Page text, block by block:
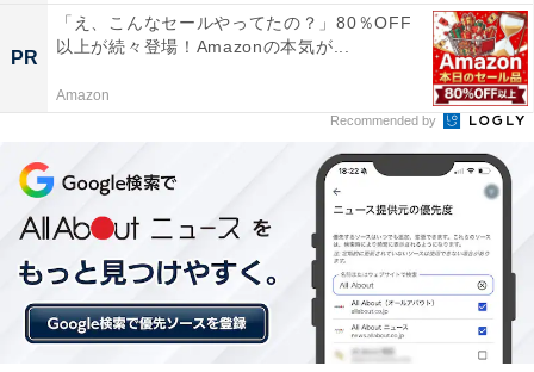
21世紀新版 マクドナルド化した社会: 果てしなき合理化の
ゆくえ (早稲田文庫 015)
次ページ
マクドナルドのポテト投稿をもっ
と見る！
PR
「え、こんなセールやってたの？」80％OFF
以上が続々登場！Amazonの本気が...
Amazon
Recommended by